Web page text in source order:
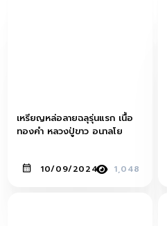
เหรียญหล่อลายฉลุรุ่นแรก เนื้อ
ทองคำ หลวงปู่ขาว อนาลโย
10/09/2024 1,048